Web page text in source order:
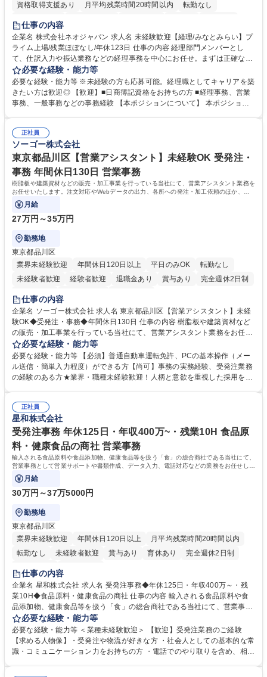
資格取得支援あり
月平均残業時間20時間以内
転勤なし
未経験者歓迎
完全週休2日制
交通費支給 駅近5分以内 土日祝休み
服装自由
寮・社宅あり
仕事の内容
企業名 株式会社ネオジャパン 求人名 未経験歓迎【経理/みなとみらい】プ
ライム上場/残業ほぼなし/年休123日 仕事の内容 経理部門メンバーとし
て、仕訳入力や振込業務などの経理事務を中心にお任せ。まずは正確な入
力・確認業務からスタートし、既存メンバーと一緒に業務を進めながら段
階的に経理知識を身につけていただきます。 【具体的には】 ■社内稟議に
基づく仕訳入力 ■月末の振込業務 ■明細作成 ■伝票処理、記帳業務 ■既存
メンバーの業務サポート 【将来的には】 ■月次決算補助 ■四半期・年次決
想定です。 募集職種 未経験歓迎【経理/みなとみらい】プライム上場/残業
ほぼなし/年休123日
必要な経験・能力等
必要な経験・能力等 ※未経験の方も応募可能。経理職としてキャリアを築
きたい方は歓迎◎ 【歓迎】■日商簿記資格をお持ちの方 ■経理事務、営業
事務、一般事務などの事務経験 【本ポジションについて】 本ポジション
当し、3～5年をかけて月次決算・四半期決算・開示資料作成補助などへス
テップアップできます。また、残業は通常月ほぼなく、決算月でも10時間
未満のため、無理なく経理として専門性を身につけられる環境です。 学
歴・資格 学歴：大学院 大学 高専 短大 専修学校 高校 語学力： 資格：日商
簿記検定1級 日商簿記検定2級
正社員
ソーゴー株式会社
東京都品川区【営業アシスタント】未経験OK 受発注・
事務 年間休日130日 営業事務
樹脂板や建築資材などの販売・加工事業を行っている当社にて、営業アシスタント業務を
お任せいたします。注文対応やWebデータの出力、各所への発注・加工依頼のほか、電
話・メール対応等の事務業務を担当します。
月給
27万円～35万円
勤務地
東京都品川区
業界未経験歓迎
年間休日120日以上 平日のみOK
転勤なし
未経験者歓迎
経験者歓迎 退職金あり 賞与あり
完全週休2日制
交通費支給
仕事の内容
企業名 ソーゴー株式会社 求人名 東京都品川区【営業アシスタント】未経
験OK◆受発注・事務◆年間休日130日 仕事の内容 樹脂板や建築資材など
の販売・加工事業を行っている当社にて、営業アシスタント業務をお任せ
いたします。注文対応やWebデータの出力、各所への発注・加工依頼のほ
か、電話・メール対応等の事務業務を担当します。 ■受注・発注業務：FA
Xによる注文対応、Web発注データのプリントアウト、各仕入先・協力会
社への発注および加工依頼等 ■納品書・請求書の作成および発送手配 ■商
当社の指定する業務 募集職種 東京都品川区【営業アシスタント】未経験O
K◆受発注・事務◆年間休日130日
必要な経験・能力等
必要な経験・能力等 【必須】普通自動車運転免許、PCの基本操作（メー
ル送信・簡単入力程度）ができる方【尚可】事務の実務経験、受発注業務
の経験のある方★業界・職種未経験歓迎！人柄と意欲を重視した採用を行
変化に臨機応変かつ柔軟に対応できる方、約束を守り正確に作業を進めら
れる方を求めています。高度なPCスキルや関数知識は一切不要です。丁
寧な指導体制が整っているため、安心してお仕事をスタートしていただけ
ます。 学歴・資格 学歴：大学院 大学 高専 短大 専修学校 高校 語学力：
資格：
正社員
星和株式会社
受発注事務 年休125日・年収400万~・残業10H 食品原
料・健康食品の商社 営業事務
輸入される食品原料や食品添加物、健康食品等を扱う「食」の総合商社である当社にて、
営業事務として営業サポートや書類作成、データ入力、電話対応などの業務をお任せしま
す。
月給
30万円～37万5000円
勤務地
東京都品川区
業界未経験歓迎
年間休日120日以上
月平均残業時間20時間以内
転勤なし
未経験者歓迎 賞与あり 育休あり
完全週休2日制
交通費支給
仕事の内容
企業名 星和株式会社 求人名 受発注事務◆年休125日・年収400万～・残
業10H◆食品原料・健康食品の商社 仕事の内容 輸入される食品原料や食
品添加物、健康食品等を扱う「食」の総合商社である当社にて、営業事務
として営業サポートや書類作成、データ入力、電話対応などの業務をお任
せします。 ・受注／出荷指示／売上管理／仕入管理／在庫管理／お客様や
倉庫と電話確認など、販売に関わる事務、営業サポートをお願いします。
・入社後は商品について覚えることから始め、先輩社員OJTと共に業務を
必要な経験・能力等
必要な経験・能力等 ＜業種未経験歓迎＞ 【歓迎】受発注業務のご経験
【求める人物像】・受発注や物流が好きな方 ・社会人としての基本的な常
識・コミュニケーション力をお持ちの方 ・電話でのやり取りを含め、相手